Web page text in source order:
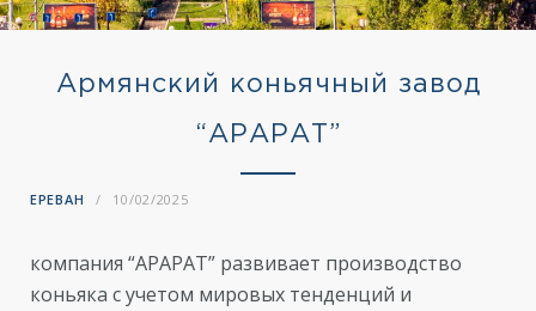
Армянский коньячный завод
“АРАРАТ”
ЕРЕВАН 10/02/2025
компания “АРАРАТ” развивает производство
коньяка с учетом мировых тенденций и